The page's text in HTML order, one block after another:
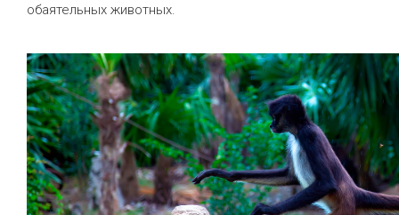
обаятельных животных.